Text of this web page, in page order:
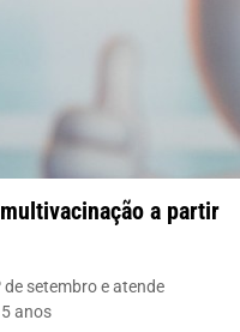
a partir
setembro e atende
anos